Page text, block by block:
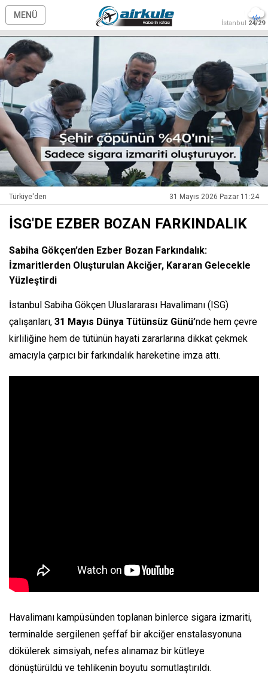
MENÜ
İstanbul 24/29
Türkiye'den 31 Mayıs 2026 Pazar 11:24
İSG'DE EZBER BOZAN FARKINDALIK
Sabiha Gökçen’den Ezber Bozan Farkındalık:
İzmaritlerden Oluşturulan Akciğer, Kararan Gelecekle
Yüzleştirdi
İstanbul Sabiha Gökçen Uluslararası Havalimanı (ISG)
çalışanları, 31 Mayıs Dünya Tütünsüz Günü’nde hem çevre
kirliliğine hem de tütünün hayati zararlarına dikkat çekmek
amacıyla çarpıcı bir farkındalık hareketine imza attı.
Havalimanı kampüsünden toplanan binlerce sigara izmariti,
terminalde sergilenen şeffaf bir akciğer enstalasyonuna
dökülerek simsiyah, nefes alınamaz bir kütleye
dönüştürüldü ve tehlikenin boyutu somutlaştırıldı.